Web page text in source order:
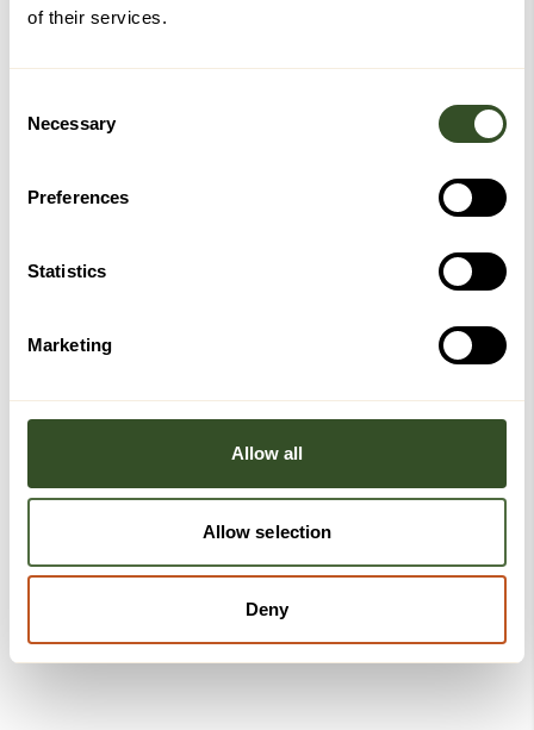
of their services.
Selection
Necessary
Preferences
Statistics
Marketing
Allow all
Allow selection
Deny